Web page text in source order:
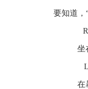
要知道，
坐
在